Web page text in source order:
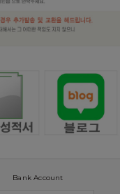
Bank Account